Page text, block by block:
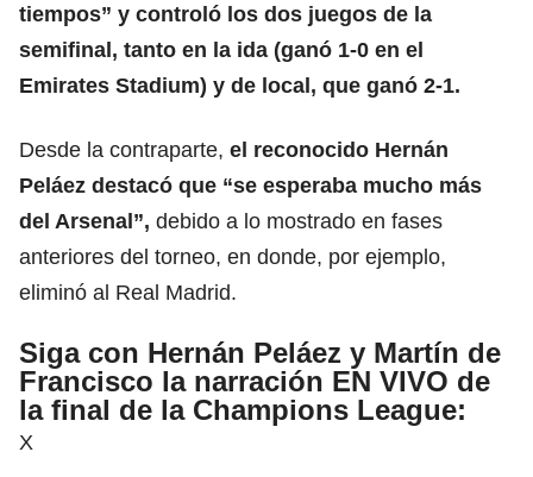
tiempos” y controló los dos juegos de la
semifinal, tanto en la ida (ganó 1-0 en el
Emirates Stadium) y de local, que ganó 2-1.
Desde la contraparte, el reconocido Hernán
Peláez destacó que “se esperaba mucho más
del Arsenal”, debido a lo mostrado en fases
anteriores del torneo, en donde, por ejemplo,
eliminó al Real Madrid.
Siga con Hernán Peláez y Martín de
Francisco la narración EN VIVO de
la final de la Champions League:
X